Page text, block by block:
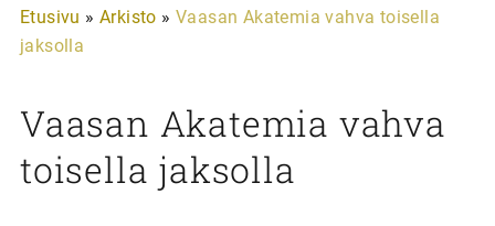
Etusivu » Arkisto » Vaasan Akatemia vahva toisella
jaksolla
Vaasan Akatemia vahva
toisella jaksolla